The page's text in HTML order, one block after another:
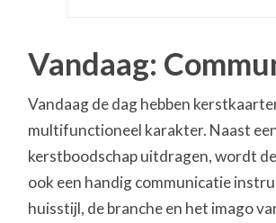
Vandaag:
Vandaag de dag hebben
multifunctioneel karakter. Naast
kerstboodschap uitdragen, wordt de
ook een handig communicatie
huisstijl, de branche en het imago